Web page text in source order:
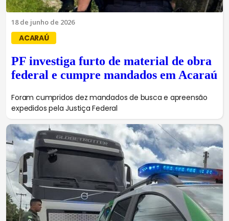
18 de junho de 2026
ACARAÚ
PF investiga furto de material de obra
federal e cumpre mandados em Acaraú
Foram cumpridos dez mandados de busca e apreensão
expedidos pela Justiça Federal